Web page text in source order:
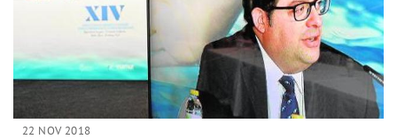
22 NOV 2018